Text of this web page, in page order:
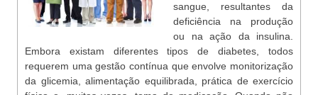
sangue, resultantes da
deficiência na produção
ou na ação da insulina.
Embora existam diferentes tipos de diabetes, todos
requerem uma gestão contínua que envolve monitorização
da glicemia, alimentação equilibrada, prática de exercício